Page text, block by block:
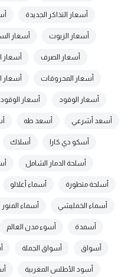
أسعار التذاكر الجديدة
أسعار الزيوت أسعار
أسعار الصرف أسعار
أسعار المحروقات أسعار
أسعار الوقود أسعار
أسعد أشرعي أسعد طه
أسكو دي كارا أسلاك
أسلحة الدمار الشامل
أسلحة متطورة أسماء أغلالو
أسماء الخمليشي أسماء المنور
أسمدة أسوء مدن العالم
أسواق أسواق الجملة
أسود الأطلس المغربية